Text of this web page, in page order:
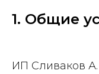
1. Общие
ИП Сливаков А.